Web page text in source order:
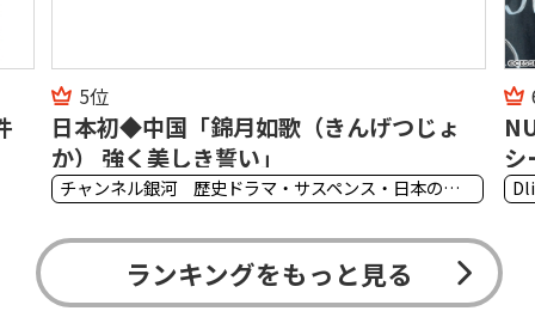
5位
日本初◆中国「錦月如歌（きんげつじょ
か） 強く美しき誓い」
チャンネル銀河 歴史ドラマ・サスペンス・日本のうた
シ
ランキングをもっと見る